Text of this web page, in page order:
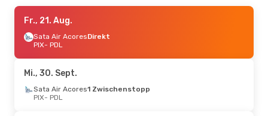
Di., 25. Aug.
Sata Air AcoresDirekt
PIX- PDL
1 Zwischenstopp
PDL- PIX
Sa., 29. Aug.
Fr., 21. Aug.
Sata Air AcoresDirekt
PIX- PDL
Mi., 30. Sept.
Sata Air Acores1 Zwischenstopp
PIX- PDL